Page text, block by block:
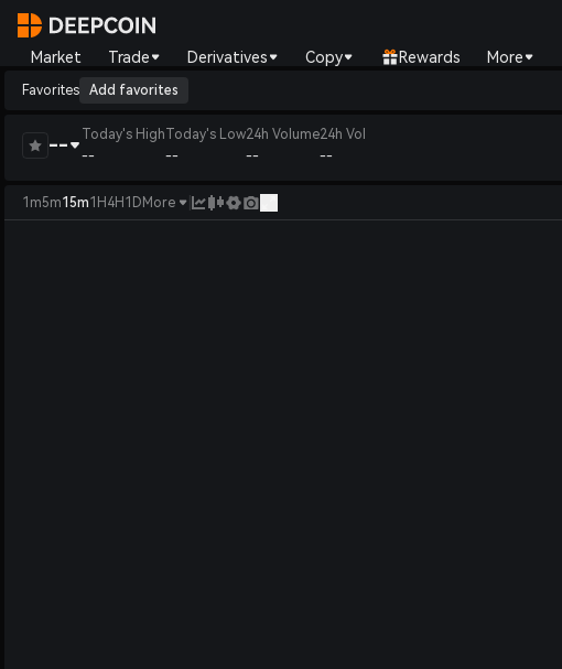
Market Trade Derivatives Copy Rewards More
Favorites Add favorites
--
Today's High
--
Today's Low
--
24h Volume
--
24h Vol
--
1m5m15m1H 4H 1D More